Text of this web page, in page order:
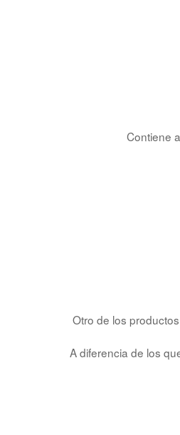
Contiene
Otro de los
A diferencia de los